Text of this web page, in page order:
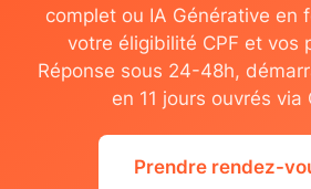
complet ou IA Générative en
votre éligibilité CPF et vos
Réponse sous 24-48h,
en 11 jours ouvrés via
Prendre rendez-